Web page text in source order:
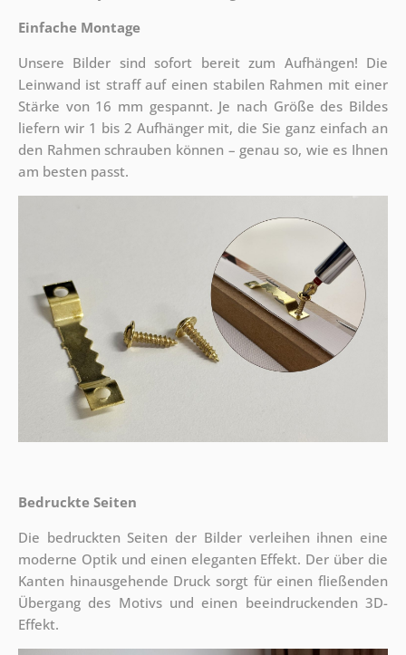
Einfache Montage
Unsere Bilder sind sofort bereit zum Aufhängen! Die
Leinwand ist straff auf einen stabilen Rahmen mit einer
Stärke von 16 mm gespannt. Je nach Größe des Bildes
liefern wir 1 bis 2 Aufhänger mit, die Sie ganz einfach an
den Rahmen schrauben können – genau so, wie es Ihnen
am besten passt.
Bedruckte Seiten
Die bedruckten Seiten der Bilder verleihen ihnen eine
moderne Optik und einen eleganten Effekt. Der über die
Kanten hinausgehende Druck sorgt für einen fließenden
Übergang des Motivs und einen beeindruckenden 3D-
Effekt.